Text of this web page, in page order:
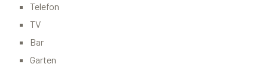
Telefon
TV
Bar
Garten